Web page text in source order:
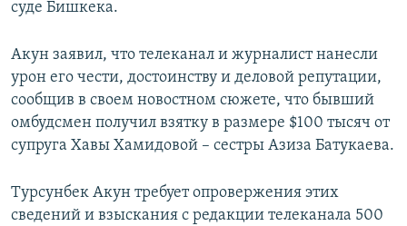
суде Бишкека.
Акун заявил, что телеканал и журналист нанесли
урон его чести, достоинству и деловой репутации,
сообщив в своем новостном сюжете, что бывший
омбудсмен получил взятку в размере $100 тысяч от
супруга Хавы Хамидовой – сестры Азиза Батукаева.
Турсунбек Акун требует опровержения этих
сведений и взыскания с редакции телеканала 500